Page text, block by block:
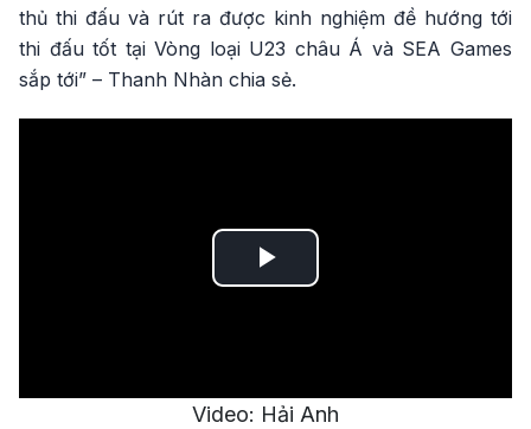
thủ thi đấu và rút ra được kinh nghiệm đề hướng tới
thi đấu tốt tại Vòng loại U23 châu Á và SEA Games
sắp tới” – Thanh Nhàn chia sẻ.
Play
Video: Hải Anh